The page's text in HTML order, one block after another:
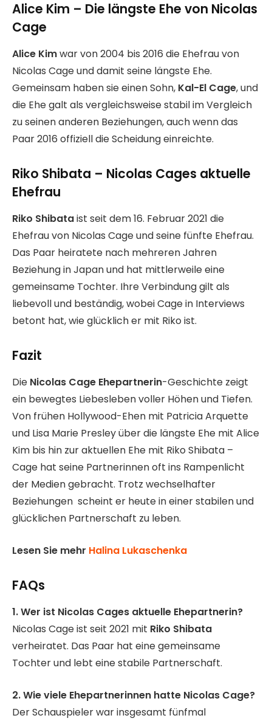
Alice Kim – Die längste Ehe von Nicolas
Cage
Alice Kimwar von 2004 bis 2016 die Ehefrau von
Nicolas Cage und damit seine längste Ehe.
Gemeinsam haben sie einen Sohn, Kal-El Cage, und
die Ehe galt als vergleichsweise stabil im Vergleich
zu seinen anderen Beziehungen, auch wenn das
Paar 2016 offiziell die Scheidung einreichte.
Riko Shibata – Nicolas Cages aktuelle
Ehefrau
Riko Shibataist seit dem 16. Februar 2021 die
Ehefrau von Nicolas Cage und seine fünfte Ehefrau.
Das Paar heiratete nach mehreren Jahren
Beziehung in Japan und hat mittlerweile eine
gemeinsame Tochter. Ihre Verbindung gilt als
liebevoll und beständig, wobei Cage in Interviews
betont hat, wie glücklich er mit Riko ist.
Fazit
Die Nicolas Cage Ehepartnerin-Geschichte zeigt
ein bewegtes Liebesleben voller Höhen und Tiefen.
Von frühen Hollywood-Ehen mit Patricia Arquette
und Lisa Marie Presley über die längste Ehe mit Alice
Kim bis hin zur aktuellen Ehe mit Riko Shibata –
Cage hat seine Partnerinnen oft ins Rampenlicht
der Medien gebracht. Trotz wechselhafter
Beziehungen scheint er heute in einer stabilen und
glücklichen Partnerschaft zu leben.
Lesen Sie mehr Halina Lukaschenka
FAQs
1. Wer ist Nicolas Cages aktuelle Ehepartnerin?
Nicolas Cage ist seit 2021 mit Riko Shibata
verheiratet. Das Paar hat eine gemeinsame
Tochter und lebt eine stabile Partnerschaft.
2. Wie viele Ehepartnerinnen hatte Nicolas Cage?
Der Schauspieler war insgesamt fünfmal